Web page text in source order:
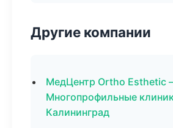
Другие компании
МедЦентр Ortho Esthetic
Многопрофильные
Калининград